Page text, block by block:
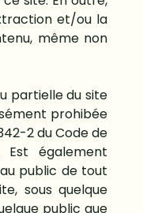
et/ou la
même non
partielle du site
prohibée
2 du Code de
également
public de tout
sous quelque
public que